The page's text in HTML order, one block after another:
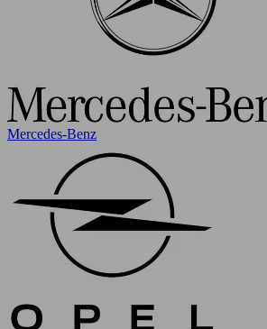
Mercedes-Benz